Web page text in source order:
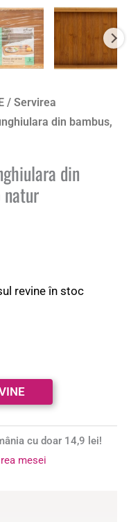
/ Servirea
din bambus,
din
revine în stoc
cu doar 14,9 lei!
mesei